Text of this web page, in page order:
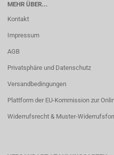
MEHR ÜBER...
Kontakt
Impressum
AGB
Privatsphäre und Datenschutz
Versandbedingungen
Plattform der EU-Kommission zur
Widerrufsrecht & Muster-